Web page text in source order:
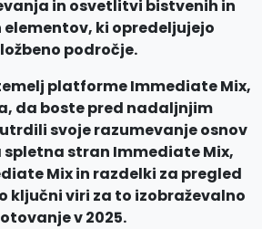
in osvetlitvi bistvenih in
ki opredeljujejo
področje.
platforme Immediate Mix,
da boste pred nadaljnjim
svoje razumevanje osnov
spletna stran Immediate Mix,
Mix in razdelki za pregled
ključni viri za to izobraževalno
v 2025.